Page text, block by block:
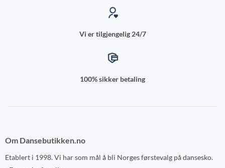
Vi er tilgjengelig 24/7
100% sikker betaling
Om Dansebutikken.no
Etablert i 1998. Vi har som mål å bli Norges førstevalg på dansesko.